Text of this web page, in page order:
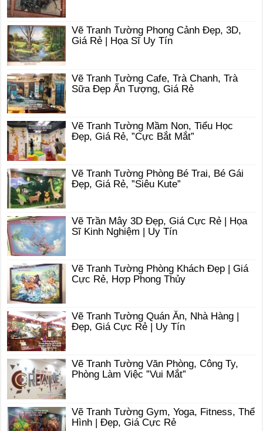
Vẽ Tranh Tường Phong Cảnh Đẹp, 3D,
Giá Rẻ | Họa Sĩ Uy Tín
Vẽ Tranh Tường Cafe, Trà Chanh, Trà
Sữa Đẹp Ấn Tượng, Giá Rẻ
Vẽ Tranh Tường Mầm Non, Tiểu Học
Đẹp, Giá Rẻ, ”Cực Bắt Mắt”
Vẽ Tranh Tường Phòng Bé Trai, Bé Gái
Đẹp, Giá Rẻ, ”Siêu Kute”
Vẽ Trần Mây 3D Đẹp, Giá Cực Rẻ | Họa
Sĩ Kinh Nghiệm | Uy Tín
Vẽ Tranh Tường Phòng Khách Đẹp | Giá
Cực Rẻ, Hợp Phong Thủy
Vẽ Tranh Tường Quán Ăn, Nhà Hàng |
Đẹp, Giá Cực Rẻ | Uy Tín
Vẽ Tranh Tường Văn Phòng, Công Ty,
Phòng Làm Việc ”Vui Mắt”
Vẽ Tranh Tường Gym, Yoga, Fitness, Thể
Hình | Đẹp, Giá Cực Rẻ